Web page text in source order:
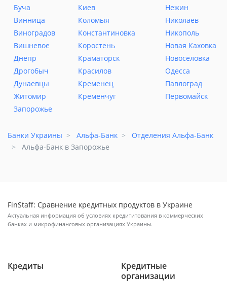
Буча
Винница
Виноградов
Вишневое
Днепр
Дрогобыч
Дунаевцы
Житомир
Запорожье
Киев
Коломыя
Константиновка
Коростень
Краматорск
Красилов
Кременец
Кременчуг
Нежин
Николаев
Никополь
Новая Каховка
Новоселовка
Одесса
Павлоград
Первомайск
Банки Украины Альфа-Банк
Отделения Альфа-Банк
Альфа-Банк в Запорожье
FinStaff: Сравнение кредитных продуктов в Украине
Актуальная информация об условиях кредититования в коммерческих
банках и микрофинансовых организациях Украины.
Кредиты
Кредитные
организации